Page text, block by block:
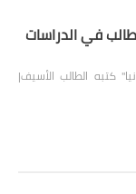
في الدراسات
كتبه الطالب الأسيف|